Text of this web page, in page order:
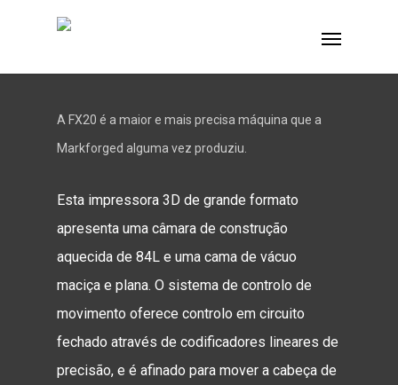
A FX20 é a maior e mais precisa máquina que a
Markforged alguma vez produziu.
Esta impressora 3D de grande formato
apresenta uma câmara de construção
aquecida de 84L e uma cama de vácuo
maciça e plana. O sistema de controlo de
movimento oferece controlo em circuito
fechado através de codificadores lineares de
precisão, e é afinado para mover a cabeça de